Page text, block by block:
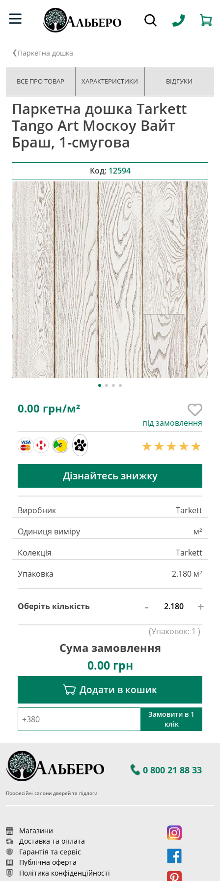
Паркетна дошка
ВСЕ ПРО ТОВАР ХАРАКТЕРИСТИКИ ВІДГУКИ
Паркетна дошка Tarkett
Tango Art Москоу Вайт
Браш, 1-смугова
Код: 12594
0.00 грн/м²
під замовлення
6
Дізнайтесь знижку
Виробник
Tarkett
Одиниця виміру
м²
Колекція
Tarkett
Упаковка
2.180 м²
Оберіть кількість - +
(Упаковок: 1 )
Сума замовлення
0.00грн
Додати в кошик
Замовити в 1
клік
0 800 21 88 33
Професійні салони дверей та підлоги
Магазини
Доставка та оплата
Гарантія та сервіс
Публічна оферта
Політика конфіденційності